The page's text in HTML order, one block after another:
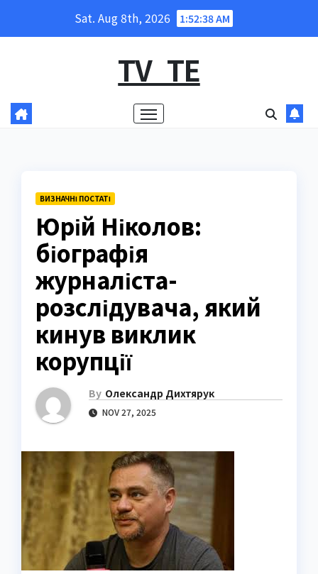
Sat. Aug 8th, 2026 1:52:39 AM
TV_TE
ВИЗНАЧНІ ПОСТАТІ
Юрій Ніколов:
біографія
журналіста-
розслідувача, який
кинув виклик
корупції
By Олександр Дихтярук
NOV 27, 2025